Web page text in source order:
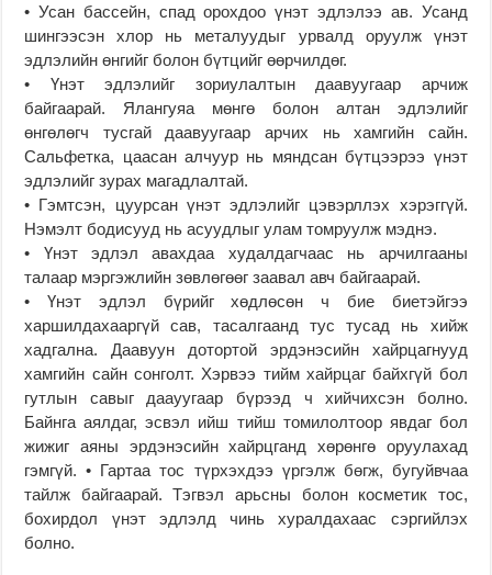
• Усан бассейн, спад орохдоо үнэт эдлэлээ ав. Усанд
шингээсэн хлор нь металуудыг урвалд оруулж үнэт
эдлэлийн өнгийг болон бүтцийг өөрчилдөг.
• Үнэт эдлэлийг зориулалтын даавуугаар арчиж
байгаарай. Ялангуяа мөнгө болон алтан эдлэлийг
өнгөлөгч тусгай даавуугаар арчих нь хамгийн сайн.
Сальфетка, цаасан алчуур нь мяндсан бүтцээрээ үнэт
эдлэлийг зурах магадлалтай.
• Гэмтсэн, цуурсан үнэт эдлэлийг цэвэрллэх хэрэггүй.
Нэмэлт бодисууд нь асуудлыг улам томруулж мэднэ.
• Үнэт эдлэл авахдаа худалдагчаас нь арчилгааны
талаар мэргэжлийн зөвлөгөөг заавал авч байгаарай.
• Үнэт эдлэл бүрийг хөдлөсөн ч бие биетэйгээ
харшилдахааргүй сав, тасалгаанд тус тусад нь хийж
хадгална. Даавуун дотортой эрдэнэсийн хайрцагнууд
хамгийн сайн сонголт. Хэрвээ тийм хайрцаг байхгүй бол
гутлын савыг даауугаар бүрээд ч хийчихсэн болно.
Байнга аялдаг, эсвэл ийш тийш томилолтоор явдаг бол
жижиг аяны эрдэнэсийн хайрцганд хөрөнгө оруулахад
гэмгүй. • Гартаа тос түрхэхдээ үргэлж бөгж, бугуйвчаа
тайлж байгаарай. Тэгвэл арьсны болон косметик тос,
бохирдол үнэт эдлэлд чинь хуралдахаас сэргийлэх
болно.